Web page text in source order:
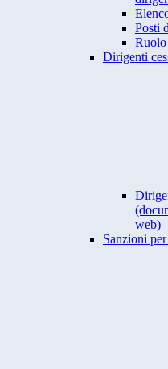
Posti
Dirigenti
web)
Sanzioni